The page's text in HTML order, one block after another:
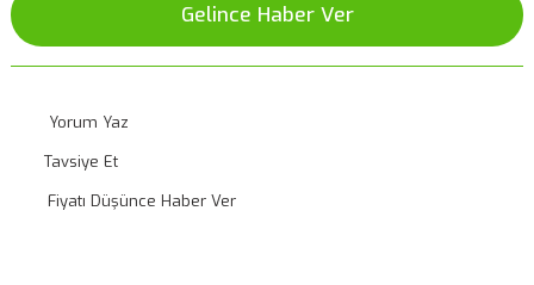
Gelince Haber Ver
Yorum Yaz
Tavsiye Et
Fiyatı Düşünce Haber Ver